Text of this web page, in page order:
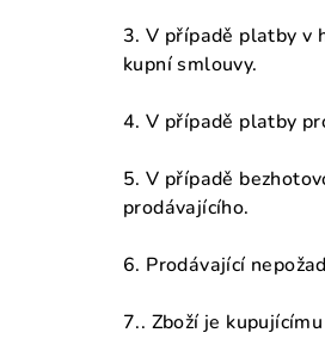
3. V případě platby v
kupní smlouvy.
4. V případě platby
5. V případě
prodávajícího.
6. Prodávající
7.. Zboží je